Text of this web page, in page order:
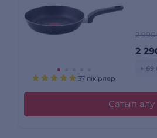
37 пікірлер
2
2
+ 69
Сатып алу